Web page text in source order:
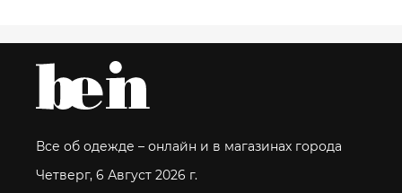
Все об одежде – онлайн и в магазинах города
Четверг, 6 Август 2026 г.